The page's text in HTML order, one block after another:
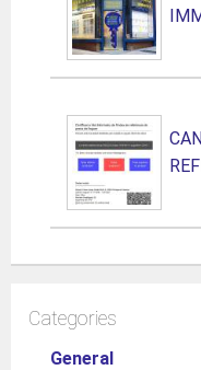
Categories
General